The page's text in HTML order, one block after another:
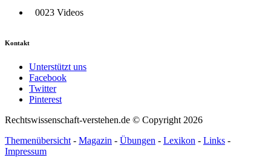
0023 Videos
Kontakt
Unterstützt uns
Facebook
Twitter
Pinterest
Rechtswissenschaft-verstehen.de © Copyright 2026
Themenübersicht - Magazin - Übungen - Lexikon - Links -
Impressum